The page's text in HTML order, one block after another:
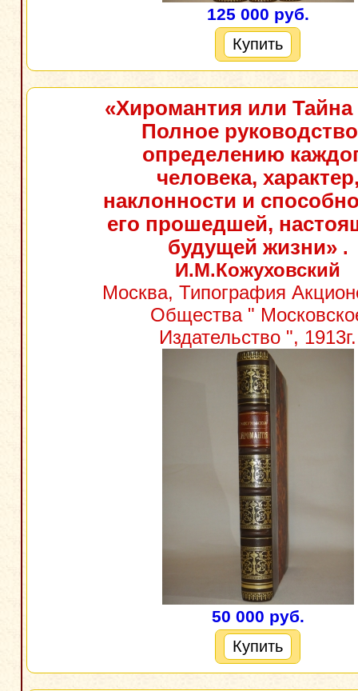
125 000 руб.
Купить
«Хиромантия или Тайна
Полное
определению
человека,
наклонности и
его прошедшей,
будущей жизни».
И.М.Кожуховский
Москва, Типография
Общества "
Издательство ", 1913г.
50 000 руб.
Купить